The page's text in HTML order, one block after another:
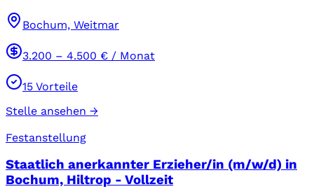
Bochum, Weitmar
3.200 – 4.500 € / Monat
15 Vorteile
Stelle ansehen →
Festanstellung
Staatlich anerkannter Erzieher/in (m/w/d) in
Bochum, Hiltrop - Vollzeit